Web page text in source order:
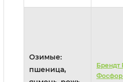
Озимые:
пшеница,
Брендт